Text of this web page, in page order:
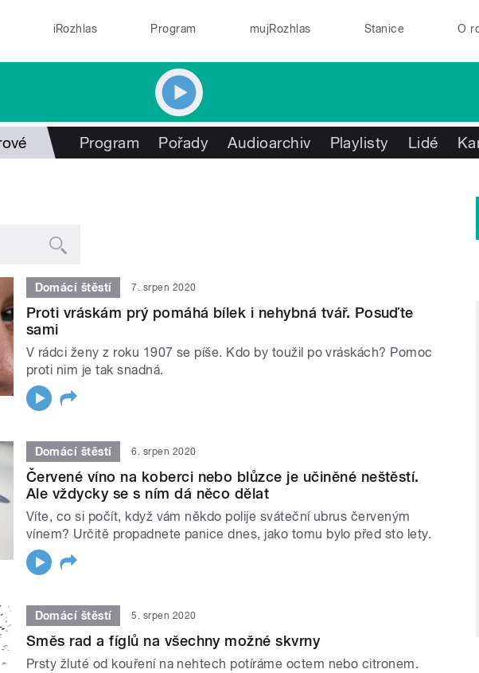
iRozhlas Program mujRozhlas Stanice O
Program Pořady Audioarchiv Playlisty Lidé
Domácí štěstí 7. srpen 2020
Proti vráskám prý pomáhá bílek i nehybná tvář. Posuďte
sami
V rádci ženy z roku 1907 se píše. Kdo by toužil po vráskách? Pomoc
proti nim je tak snadná.
Domácí štěstí 6. srpen 2020
Červené víno na koberci nebo blůzce je učiněné neštěstí.
Ale vždycky se s ním dá něco dělat
Víte, co si počít, když vám někdo polije sváteční ubrus červeným
vínem? Určitě propadnete panice dnes, jako tomu bylo před sto lety.
Domácí štěstí 5. srpen 2020
Směs rad a fíglů na všechny možné skvrny
Prsty žluté od kouření na nehtech potíráme octem nebo citronem.